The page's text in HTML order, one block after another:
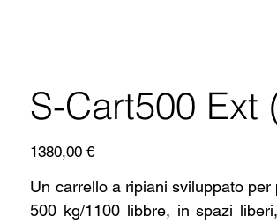
S-Cart500 Ext
Prezzo
1380,00 €
Un carrello a ripiani sviluppato
500 kg/1100 libbre, in spazi